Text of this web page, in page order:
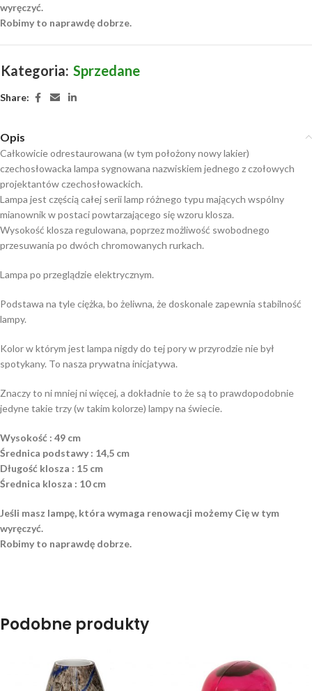
wyręczyć.
Robimy to naprawdę dobrze.
Kategoria: Sprzedane
Share:
Opis
Całkowicie odrestaurowana (w tym położony nowy lakier)
czechosłowacka lampa sygnowana nazwiskiem jednego z czołowych
projektantów czechosłowackich.
Lampa jest częścią całej serii lamp różnego typu mających wspólny
mianownik w postaci powtarzającego się wzoru klosza.
Wysokość klosza regulowana, poprzez możliwość swobodnego
przesuwania po dwóch chromowanych rurkach.
Lampa po przeglądzie elektrycznym.
Podstawa na tyle ciężka, bo żeliwna, że doskonale zapewnia stabilność
lampy.
Kolor w którym jest lampa nigdy do tej pory w przyrodzie nie był
spotykany. To nasza prywatna inicjatywa.
Znaczy to ni mniej ni więcej, a dokładnie to że są to prawdopodobnie
jedyne takie trzy (w takim kolorze) lampy na świecie.
Wysokość : 49 cm
Średnica podstawy : 14,5 cm
Długość klosza : 15 cm
Średnica klosza : 10 cm
Jeśli masz lampę, która wymaga renowacji możemy Cię w tym
wyręczyć.
Robimy to naprawdę dobrze.
Podobne produkty